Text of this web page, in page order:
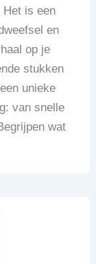
Het is een
en
op je
stukken
unieke
van snelle
wat